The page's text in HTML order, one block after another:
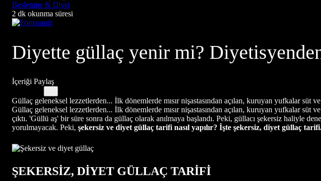
Beslenme & Diyet
2 dk okunma süresi
Diyette güllaç yenir mi?
İçeriği Paylaş
Güllaç geleneksel lezzetlerden... İlk dönemlerde mısır nişastasından açılan, kuruyan yufkalar süt
Güllaç geleneksel lezzetlerden... İlk dönemlerde mısır nişastasından açılan, kuruyan yufkalar süt
çıktı. 'Güllü aş' bir süre sonra da güllaç olarak anılmaya başlandı. Peki, güllacı şekersiz haliyle
yorulmayacak. Peki, şekersiz ve diyet güllaç tarifi nasıl yapılır? İşte şekersiz, diyet güllaç
ŞEKERSİZ, DİYET GÜLLAÇ TARİFİ